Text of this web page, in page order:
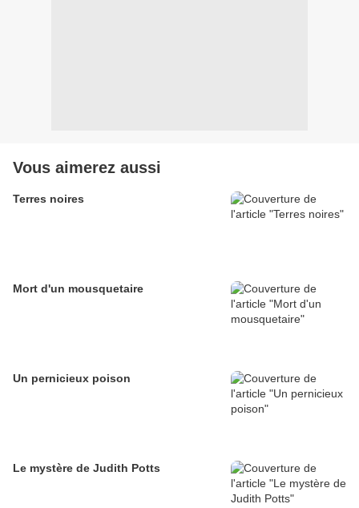
Vous aimerez aussi
Terres noires
Mort d'un mousquetaire
Un pernicieux poison
Le mystère de Judith Potts